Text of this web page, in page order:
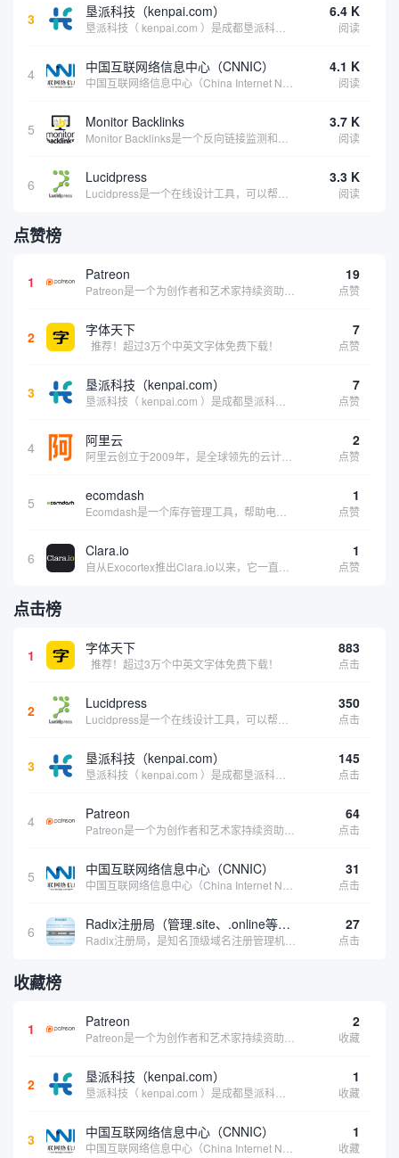
3 垦派科技（kenpai.com） 6.4 K
阅读
4 中国互联网络信息中心（CNNIC） 4.1 K
阅读
5 Monitor Backlinks 3.7 K
阅读
6 Lucidpress 3.3 K
阅读
点赞榜
1 Patreon 19
点赞
2 字体天下
推荐！超过3万个中英文字体免费下载！
7
点赞
3 垦派科技（kenpai.com） 7
点赞
4 阿里云 2
点赞
5 ecomdash 1
点赞
6 Clara.io 1
点赞
点击榜
1 字体天下
推荐！超过3万个中英文字体免费下载！
883
点击
2 Lucidpress 350
点击
3 垦派科技（kenpai.com） 145
点击
4 Patreon 64
点击
5 中国互联网络信息中心（CNNIC） 31
点击
6 Radix注册局（管理.site、.online等顶级域名） 27
点击
收藏榜
1 Patreon 2
收藏
2 垦派科技（kenpai.com） 1
收藏
3 中国互联网络信息中心（CNNIC） 1
收藏